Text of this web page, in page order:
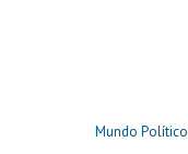
Mundo Político